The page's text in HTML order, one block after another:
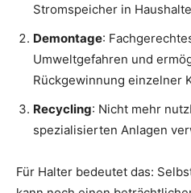
Stromspeicher in
Demontage:
Umweltgefahren und
Rückgewinnung einzelner
Recycling: Nicht mehr
spezialisierten Anlagen
Für Halter bedeutet das: